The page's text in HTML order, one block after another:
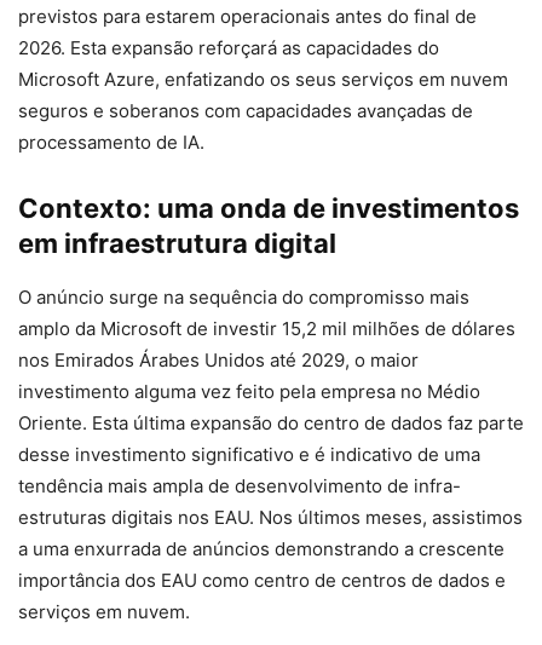
previstos para estarem operacionais antes do final de
2026. Esta expansão reforçará as capacidades do
Microsoft Azure, enfatizando os seus serviços em nuvem
seguros e soberanos com capacidades avançadas de
processamento de IA.
Contexto: uma onda de investimentos
em infraestrutura digital
O anúncio surge na sequência do compromisso mais
amplo da Microsoft de investir 15,2 mil milhões de dólares
nos Emirados Árabes Unidos até 2029, o maior
investimento alguma vez feito pela empresa no Médio
Oriente. Esta última expansão do centro de dados faz parte
desse investimento significativo e é indicativo de uma
tendência mais ampla de desenvolvimento de infra-
estruturas digitais nos EAU. Nos últimos meses, assistimos
a uma enxurrada de anúncios demonstrando a crescente
importância dos EAU como centro de centros de dados e
serviços em nuvem.